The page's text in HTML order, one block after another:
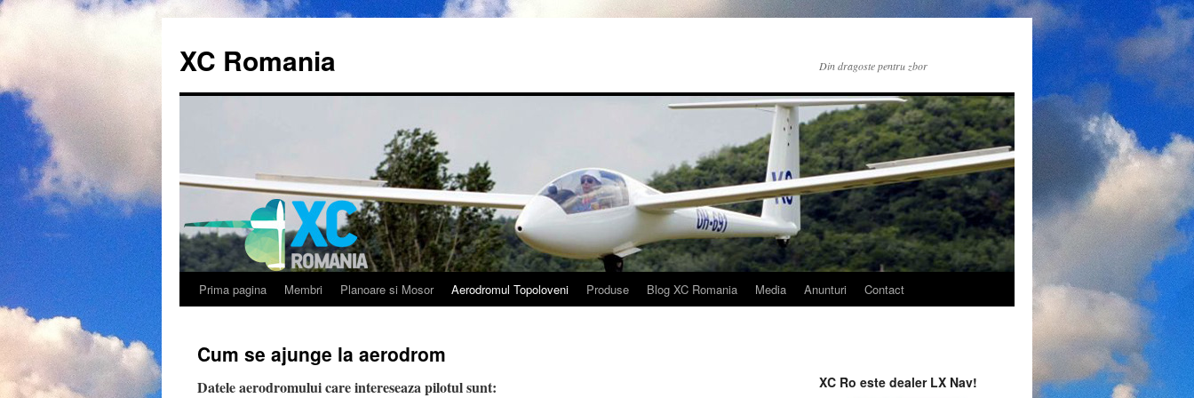
XC Romania Din dragoste pentru zbor
Skip
content
Prima pagina Membri Planoare si Mosor Aerodromul Topoloveni Produse Blog XC Romania Media Anunturi Contact
Cum se ajunge la aerodrom
Datele aerodromului care intereseaza pilotul sunt: XC Ro este dealer LX Nav!